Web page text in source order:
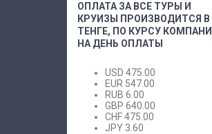
ОПЛАТА ЗА ВСЕ ТУРЫ И
КРУИЗЫ ПРОИЗВОДИТСЯ В
ТЕНГЕ, ПО КУРСУ
НА ДЕНЬ ОПЛАТЫ
USD 475.00
EUR 547.00
RUB 6.00
GBP 640.00
CHF475.00
JPY 3.60